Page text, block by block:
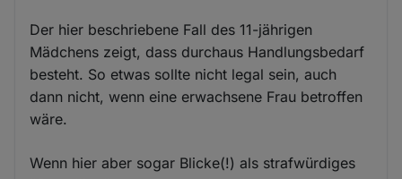
Der hier beschriebene Fall des 11-jährigen
Mädchens zeigt, dass durchaus Handlungsbedarf
besteht. So etwas sollte nicht legal sein, auch
dann nicht, wenn eine erwachsene Frau betroffen
wäre.
Wenn hier aber sogar Blicke(!) als strafwürdiges